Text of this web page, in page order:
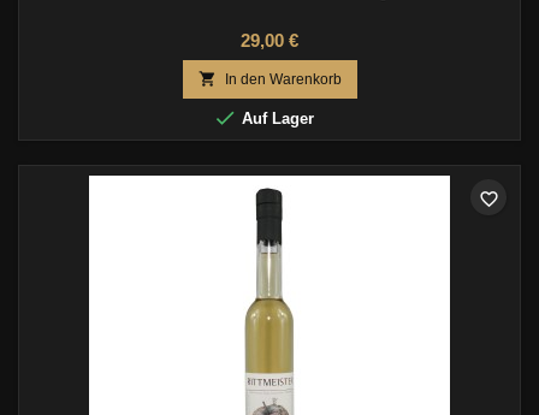
29,00 €
 In den Warenkorb
 Auf Lager
favorite_border